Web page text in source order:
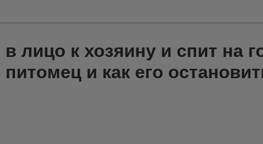
лицо к хозяину и спит на
и как его